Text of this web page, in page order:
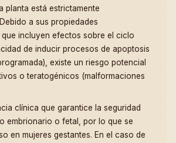
planta está estrictamente
a sus propiedades
incluyen efectos sobre el ciclo
de inducir procesos de apoptosis
existe un riesgo potencial
o teratogénicos (malformaciones
clínica que garantice la seguridad
embrionario o fetal, por lo que se
en mujeres gestantes. En el caso de